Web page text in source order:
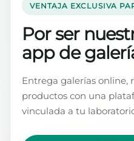
VENTAJA EXCLUSIVA
Por ser
app de
Entrega galerías online,
productos con una
vinculada a tu